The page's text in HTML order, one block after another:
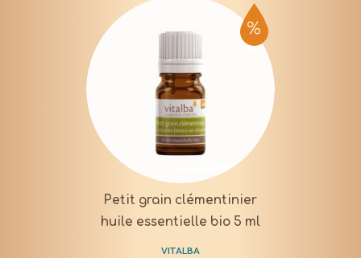
Petit grain clémentinier
huile essentielle bio 5 ml
VITALBA